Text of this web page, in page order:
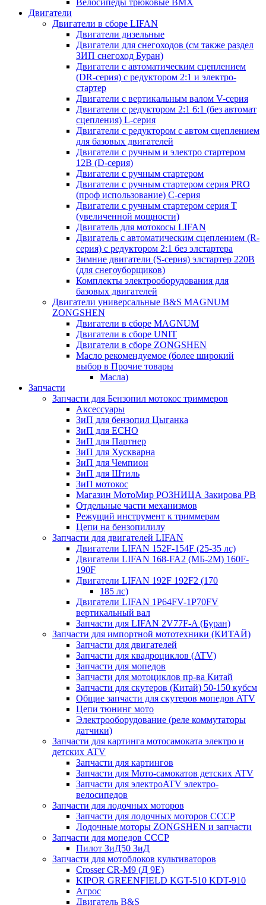
Велосипеды трюковые BMX
Двигатели
Двигатели в сборе LIFAN
Двигатели дизельные
Двигатели для снегоходов (см также раздел
ЗИП снегоход Буран)
Двигатели с автоматическим сцеплением
(DR-серия) с редуктором 2:1 и электро-
стартер
Двигатели с вертикальным валом V-серия
Двигатели с редуктором 2:1 6:1 (без автомат
сцепления) L-серия
Двигатели с редуктором с автом сцеплением
для базовых двигателей
Двигатели с ручным и электро стартером
12В (D-серия)
Двигатели с ручным стартером
Двигатели с ручным стартером серия PRO
(проф использование) C-серия
Двигатели с ручным стартером серия Т
(увеличенной мощности)
Двигатель для мотокосы LIFAN
Двигатель с автоматическим сцеплением (R-
серия) с редуктором 2:1 без элстартера
Зимние двигатели (S-серия) элстартер 220В
(для снегоуборщиков)
Комплекты электрооборудования для
базовых двигателей
Двигатели универсальные B&S MAGNUM
ZONGSHEN
Двигатели в сборе MAGNUM
Двигатели в сборе UNIT
Двигатели в сборе ZONGSHEN
Масло рекомендуемое (более широкий
выбор в Прочие товары
Масла)
Запчасти
Запчасти для Бензопил мотокос триммеров
Аксессуары
ЗиП для бензопил Цыганка
ЗиП для ЕСНО
ЗиП для Партнер
ЗиП для Хускварна
ЗиП для Чемпион
ЗиП для Штиль
ЗиП мотокос
Магазин МотоМир РОЗНИЦА Закирова РВ
Отдельные части механизмов
Режущий инструмент к триммерам
Цепи на бензопилилу
Запчасти для двигателей LIFAN
Двигатели LIFAN 152F-154F (25-35 лс)
Двигатели LIFAN 168-FA2 (МБ-2М) 160F-
190F
Двигатели LIFAN 192F 192F2 (170
185 лс)
Двигатели LIFAN 1Р64FV-1Р70FV
вертикальный вал
Запчасти для LIFAN 2V77F-A (Буран)
Запчасти для импортной мототехники (КИТАЙ)
Запчасти для двигателей
Запчасти для квадроциклов (ATV)
Запчасти для мопедов
Запчасти для мотоциклов пр-ва Китай
Запчасти для скутеров (Китай) 50-150 кубсм
Общие запчасти для скутеров мопедов ATV
Цепи тюнинг мото
Электрооборудование (реле коммутаторы
датчики)
Запчасти для картинга мотосамоката электро и
детских ATV
Запчасти для картингов
Запчасти для Мото-самокатов детских ATV
Запчасти для электроATV электро-
велосипедов
Запчасти для лодочных моторов
Запчасти для лодочных моторов СССР
Лодочные моторы ZONGSHEN и запчасти
Запчасти для мопедов СССР
Пилот ЗиД50 ЗиД
Запчасти для мотоблоков культиваторов
Crosser CR-M9 (Д 9Е)
KIPOR GREENFIELD KGT-510 KDT-910
Агрос
Двигатель B&S